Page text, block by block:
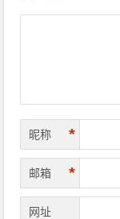
昵称 *
邮箱 *
网址